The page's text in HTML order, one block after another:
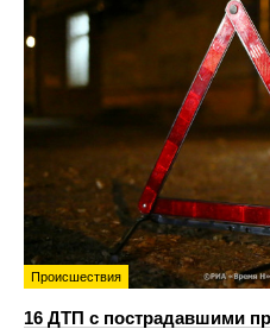
Происшествия
16 ДТП с пострадавшими